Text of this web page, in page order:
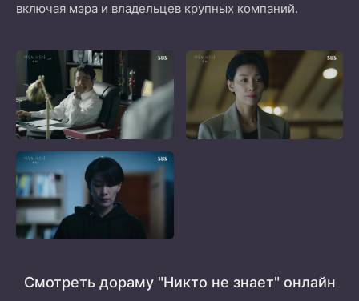
включая мэра и владельцев крупных компаний.
Смотреть дораму "Никто не знает" онлайн